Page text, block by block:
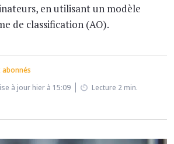
en utilisant un modèle
de classification (AO).
à jour hier à 15:09
Lecture 2 min.